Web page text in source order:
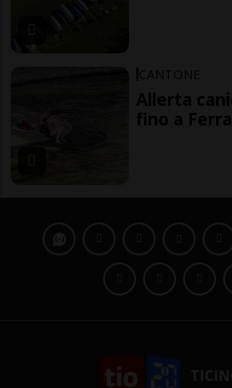
CANTONE
Allerta
fino a